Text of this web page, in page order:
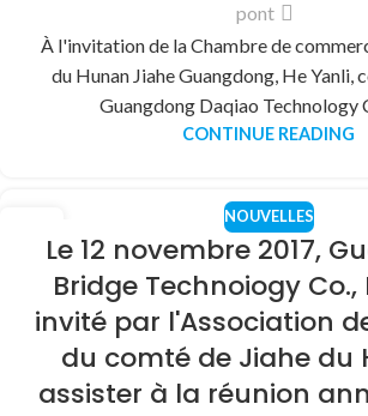
pont
À l'invitation de la Chambre de
du Hunan Jiahe Guangdong, He Yanli,
Guangdong Daqiao Technology
CONTINUE READING
NOUVELLES
Le 12 novembre 2017,
Bridge Technoiogy Co.,
invité par l'Association
du comté de Jiahe du
assister à la réunion